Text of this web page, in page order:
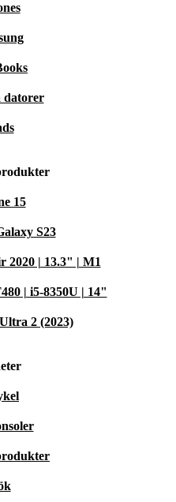
datorer
15
S23
2020 | 13.3" | M1
| i5-8350U | 14"
2 (2023)